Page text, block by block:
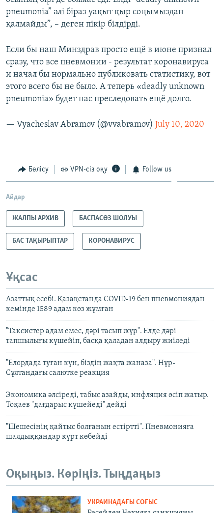
pneumonia” әлі біраз уақыт қыр соңымыздан
қалмайды”, – деген пікір білдірді.
Если бы наш Минздрав просто ещё в июне признал
сразу, что все пневмонии - результат коронавируса
и начал бы нормально публиковать статистику, вот
этого всего бы не было. А теперь «deadly unknown
pneumonia» будет нас преследовать ещё долго.
— Vyacheslav Abramov (@vvabramov) July 10, 2020
Бөлісу VPN-сіз оқу Follow us
Айдар
ЖАЛПЫ АРХИВ БАСПАСӨЗ ШОЛУЫ
БАС ТАҚЫРЫПТАР КОРОНАВИРУС
Ұқсас
Азаттық есебі. Қазақстанда COVID-19 бен пневмониядан
кемінде 1589 адам көз жұмған
"Таксистер адам емес, дәрі тасып жүр". Елде дәрі
тапшылығы күшейіп, басқа қаладан алдыру жиіледі
"Елордада туған күн, біздің жақта жаназа". Нұр-
Сұлтандағы салютке реакция
Экономика әлсіреді, табыс азайды, инфляция өсіп жатыр.
Тоқаев "дағдарыс күшейеді" дейді
"Шешесінің қайтыс болғанын естіртті". Пневмонияға
шалдыққандар күрт көбейді
Оқыңыз. Көріңіз. Тыңдаңыз
УКРАИНАДАҒЫ СОҒЫС